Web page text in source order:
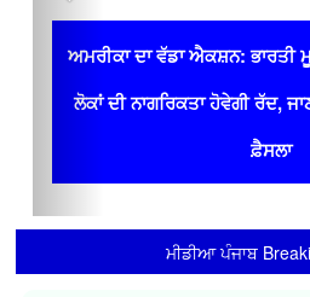
ਅਮਰੀਕਾ ਦਾ ਵੱਡਾ ਐਕਸ਼ਨ:
ਲੋਕਾਂ ਦੀ ਨਾਗਰਿਕਤਾ ਹੋਵੇਗੀ ਰੱਦ,
ਫ਼ੈਸਲਾ
ਮੀਡੀਆ ਪੰਜਾਬ